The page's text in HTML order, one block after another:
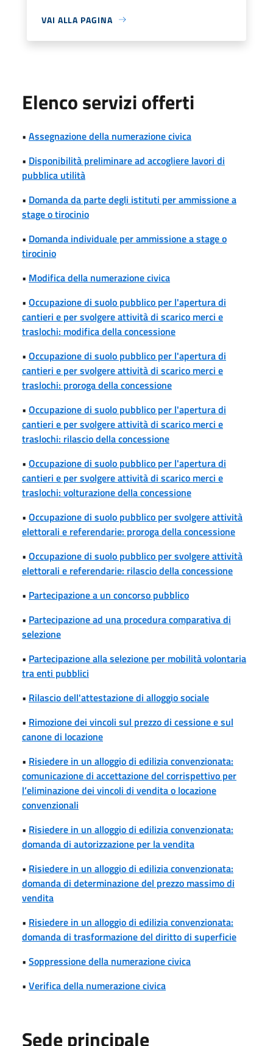
VAI ALLA PAGINA
Elenco servizi offerti
• Assegnazione della numerazione civica
• Disponibilità preliminare ad accogliere lavori di
pubblica utilità
• Domanda da parte degli istituti per ammissione a
stage o tirocinio
• Domanda individuale per ammissione a stage o
tirocinio
• Modifica della numerazione civica
• Occupazione di suolo pubblico per l'apertura di
cantieri e per svolgere attività di scarico merci e
traslochi: modifica della concessione
• Occupazione di suolo pubblico per l'apertura di
cantieri e per svolgere attività di scarico merci e
traslochi: proroga della concessione
• Occupazione di suolo pubblico per l'apertura di
cantieri e per svolgere attività di scarico merci e
traslochi: rilascio della concessione
• Occupazione di suolo pubblico per l'apertura di
cantieri e per svolgere attività di scarico merci e
traslochi: volturazione della concessione
• Occupazione di suolo pubblico per svolgere attività
elettorali e referendarie: proroga della concessione
• Occupazione di suolo pubblico per svolgere attività
elettorali e referendarie: rilascio della concessione
• Partecipazione a un concorso pubblico
• Partecipazione ad una procedura comparativa di
selezione
• Partecipazione alla selezione per mobilità volontaria
tra enti pubblici
• Rilascio dell'attestazione di alloggio sociale
• Rimozione dei vincoli sul prezzo di cessione e sul
canone di locazione
• Risiedere in un alloggio di edilizia convenzionata:
comunicazione di accettazione del corrispettivo per
l’eliminazione dei vincoli di vendita o locazione
convenzionali
• Risiedere in un alloggio di edilizia convenzionata:
domanda di autorizzazione per la vendita
• Risiedere in un alloggio di edilizia convenzionata:
domanda di determinazione del prezzo massimo di
vendita
• Risiedere in un alloggio di edilizia convenzionata:
domanda di trasformazione del diritto di superficie
• Soppressione della numerazione civica
• Verifica della numerazione civica
Sede principale